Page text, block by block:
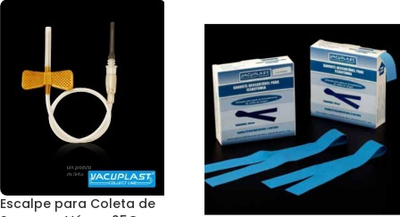
Escalpe para Coleta de